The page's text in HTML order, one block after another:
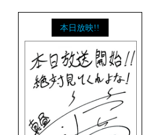
本日放映!!